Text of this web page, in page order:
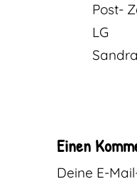
Post-
LG
Sandra
Einen
Deine E-